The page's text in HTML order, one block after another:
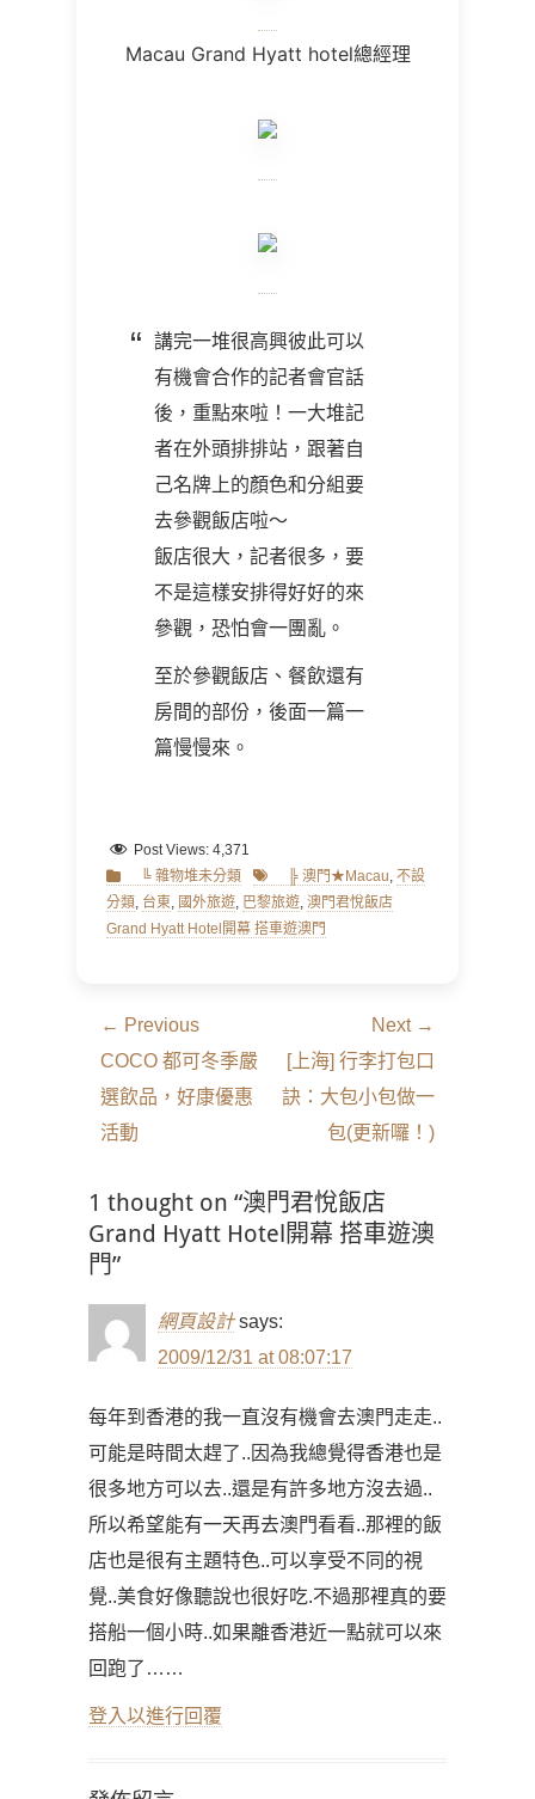
Macau Grand Hyatt hotel總經理
講完一堆很高興彼此可以
有機會合作的記者會官話
後，重點來啦！一大堆記
者在外頭排排站，跟著自
己名牌上的顏色和分組要
去參觀飯店啦～
飯店很大，記者很多，要
不是這樣安排得好好的來
參觀，恐怕會一團亂。
至於參觀飯店、餐飲還有
房間的部份，後面一篇一
篇慢慢來。
Post Views: 4,371
Categories
╚ 雜物堆未分類 Tags ╠ 澳門★Macau, 不設
分類, 台東, 國外旅遊, 巴黎旅遊, 澳門君悅飯店
Grand Hyatt Hotel開幕 搭車遊澳門
文
章
導
覽
← Previous
Previous
post:
COCO 都可冬季嚴
選飲品，好康優惠
活動
Next →
Next
post:
[上海] 行李打包口
訣：大包小包做一
包(更新囉！)
1 thought on “澳門君悅飯店
Grand Hyatt Hotel開幕 搭車遊澳
門”
網頁設計 says:
2009/12/31 at 08:07:17
每年到香港的我一直沒有機會去澳門走走..
可能是時間太趕了..因為我總覺得香港也是
很多地方可以去..還是有許多地方沒去過..
所以希望能有一天再去澳門看看..那裡的飯
店也是很有主題特色..可以享受不同的視
覺..美食好像聽說也很好吃.不過那裡真的要
搭船一個小時..如果離香港近一點就可以來
回跑了……
登入以進行回覆